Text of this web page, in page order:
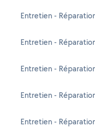
Entretien -
Entretien -
Entretien -
Entretien -
Entretien -